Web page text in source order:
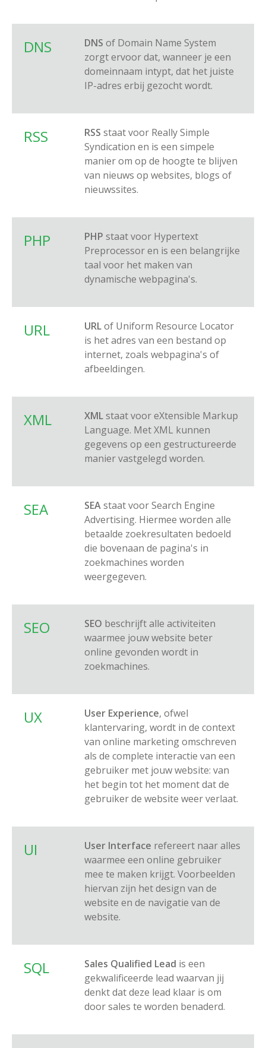
DNS DNS of Domain Name System
zorgt ervoor dat, wanneer je een
domeinnaam intypt, dat het juiste
IP-adres erbij gezocht wordt.
RSS RSS staat voor Really Simple
Syndication en is een simpele
manier om op de hoogte te blijven
van nieuws op websites, blogs of
nieuwssites.
PHP PHP staat voor Hypertext
Preprocessor en is een belangrijke
taal voor het maken van
dynamische webpagina's.
URL URLof Uniform Resource Locator
is het adres van een bestand op
internet, zoals webpagina's of
afbeeldingen.
XML XMLstaat voor eXtensible Markup
Language. Met XML kunnen
gegevens op een gestructureerde
manier vastgelegd worden.
SEA SEAstaat voor Search Engine
Advertising. Hiermee worden alle
betaalde zoekresultaten bedoeld
die bovenaan de pagina's in
zoekmachines worden
weergegeven.
SEO SEO beschrijft alle activiteiten
waarmee jouw website beter
online gevonden wordt in
zoekmachines.
UX User Experience, ofwel
klantervaring, wordt in de context
van online marketing omschreven
als de complete interactie van een
gebruiker met jouw website: van
het begin tot het moment dat de
gebruiker de website weer verlaat.
UI User Interface refereert naar alles
waarmee een online gebruiker
mee te maken krijgt. Voorbeelden
hiervan zijn het design van de
website en de navigatie van de
website.
SQL Sales Qualified Lead is een
gekwalificeerde lead waarvan jij
denkt dat deze lead klaar is om
door sales te worden benaderd.